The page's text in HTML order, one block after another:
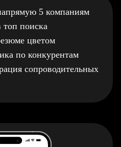
5 компаниям
топ поиска
цветом
по конкурентам
сопроводительных